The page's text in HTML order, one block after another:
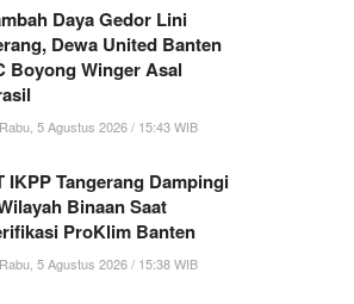
Daya Gedor Lini
Dewa United Banten
Boyong Winger Asal
Rabu, 5 Agustus 2026 / 15:43 WIB
IKPP Tangerang Dampingi
Binaan Saat
ProKlim Banten
Rabu, 5 Agustus 2026 / 15:38 WIB